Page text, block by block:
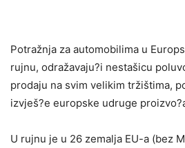
Potražnja za automobilima u
rujnu, odražavaju?i nestašicu
prodaju na svim velikim tržištima,
izvješ?e europske udruge
U rujnu je u 26 zemalja EU-a (bez